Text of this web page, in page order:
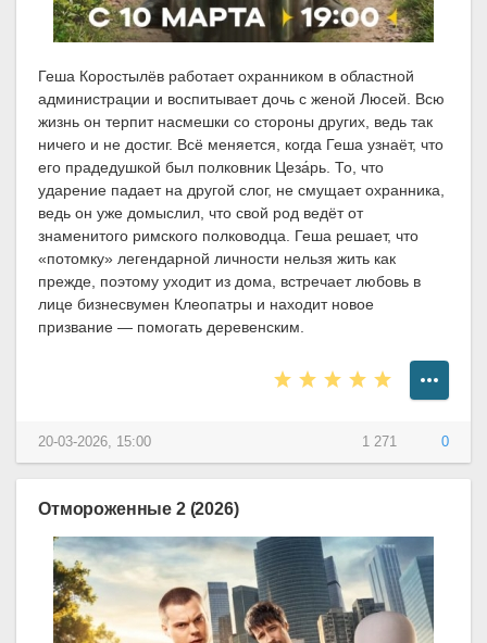
Геша Коростылёв работает охранником в областной
администрации и воспитывает дочь с женой Люсей. Всю
жизнь он терпит насмешки со стороны других, ведь так
ничего и не достиг. Всё меняется, когда Геша узнаёт, что
его прадедушкой был полковник Цеза́рь. То, что
ударение падает на другой слог, не смущает охранника,
ведь он уже домыслил, что свой род ведёт от
знаменитого римского полководца. Геша решает, что
«потомку» легендарной личности нельзя жить как
прежде, поэтому уходит из дома, встречает любовь в
лице бизнесвумен Клеопатры и находит новое
призвание — помогать деревенским.
1 271 0
20-03-2026, 15:00
Отмороженные 2 (2026)